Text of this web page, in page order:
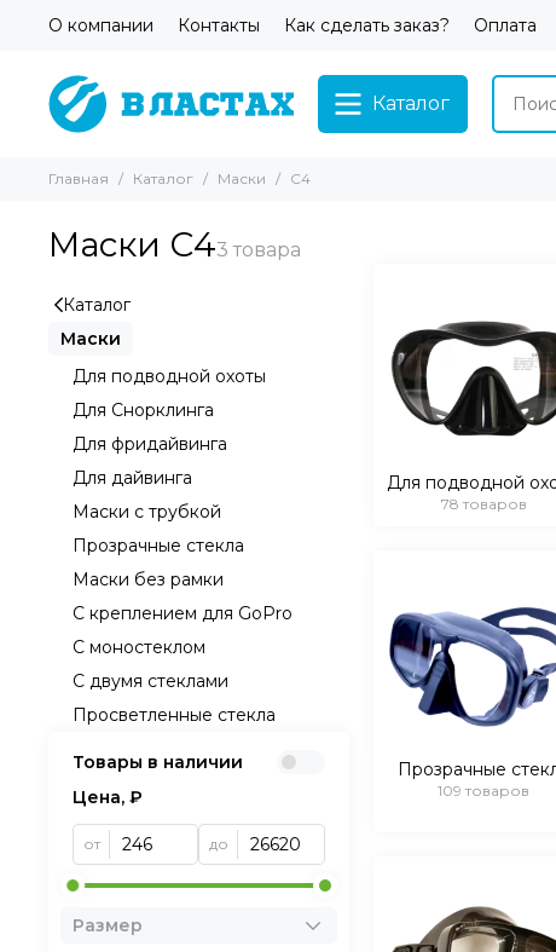
О компании Контакты Как сделать заказ? Оплата
Каталог
Главная Каталог Маски С4
Маски С4
Для подводной
78 товаров
Прозрачные
109 товаров
Каталог
Маски
Для подводной охоты
Для Снорклинга
Для фридайвинга
Для дайвинга
Маски с трубкой
Прозрачные стекла
Маски без рамки
С креплением для GoPro
С моностеклом
С двумя стеклами
Просветленные стекла
Товары в наличии
Цена, ₽
от до
Размер